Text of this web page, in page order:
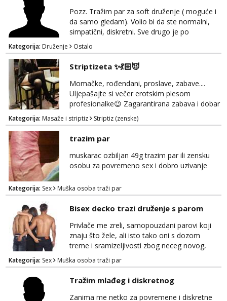
Pozz. Tražim par za soft druženje ( moguće i
da samo gledam). Volio bi da ste normalni,
simpatični, diskretni. Sve drugo je po
dogovoru... i nagrada! ;)
Kategorija: Druženje Ostalo
Striptizeta ✨💃🏻😈
Momačke, rođendani, proslave, zabave....
Uljepašajte si večer erotskim plesom
profesionalke😉 Zagarantirana zabava i dobar
šou🔥💥✨ Ako tražite nešto da začinite običnu
žurku slobodno mi se javite na mail i lako se
dogovorimo za detalje 💃🏻☺️ 🚫Bez sexa🚫
Čujemo se 💋
Kategorija: Masaže i striptiz Striptiz (zenske)
trazim par
muskarac ozbiljan 49g trazim par ili zensku
osobu za povremeno sex i dobro uzivanje
Kategorija: Sex Muška osoba traži par
Bisex decko trazi druženje s parom
Privlače me zreli, samopouzdani parovi koji
znaju što žele, ali isto tako oni s dozom
treme i sramizeljivosti zbog neceg novog,
kakav sam i sam ponekad. Jako cijenim
humor i komunikativnost, dobar za opuštanje
u bilo cemu. Više od klasike, zanimaju me
dublje razine užitka – igranje uloga,
ostvarivanje fantazija i fetiša- tamo gdje se
Kategorija: Sex Muška osoba traži par
Tražim mlađeg i diskretnog
Zanima me netko za povremene i diskretne